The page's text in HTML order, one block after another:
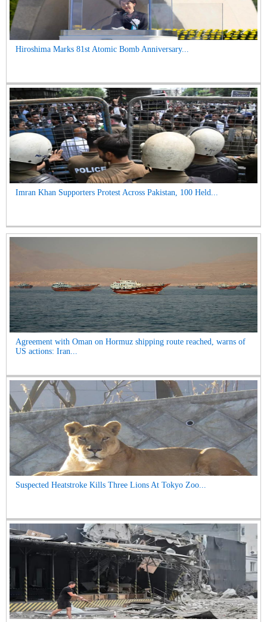
Hiroshima Marks 81st Atomic Bomb Anniversary...
Imran Khan Supporters Protest Across Pakistan, 100 Held...
Agreement with Oman on Hormuz shipping route reached, warns of
US actions: Iran...
Suspected Heatstroke Kills Three Lions At Tokyo Zoo...